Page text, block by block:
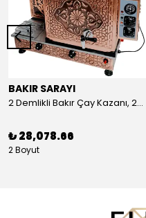
BAKIR SARAYI
2 Demlikli Bakır Çay Kazanı, 25 Litre
₺ 28,078.66
2 Boyut